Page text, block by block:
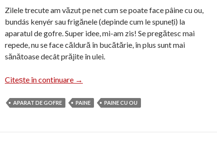
Zilele trecute am văzut pe net cum se poate face pâine cu ou,
bundás kenyér sau frigănele (depinde cum le spuneți) la
aparatul de gofre. Super idee, mi-am zis! Se pregătesc mai
repede, nu se face căldură în bucătărie, în plus sunt mai
sănătoase decât prăjite în ulei.
Citește în continuare Pâine cu ou la aparatul de gofre
→
APARAT DE GOFRE PAINE PAINE CU OU